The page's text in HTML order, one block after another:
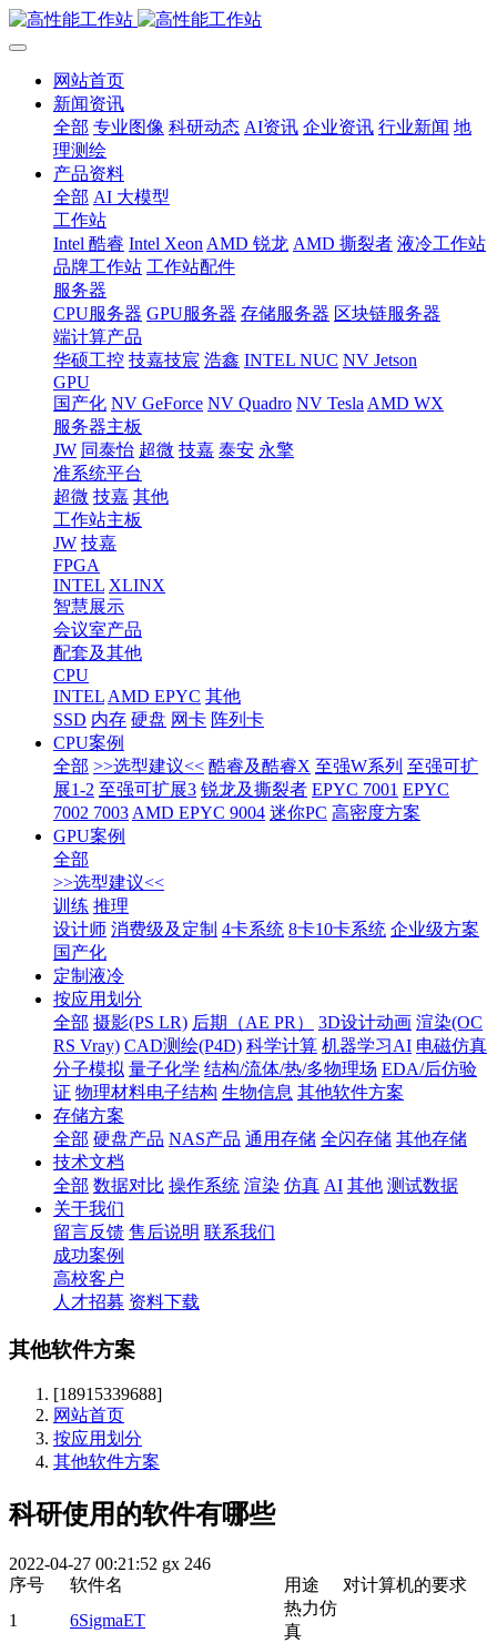
网站首页
新闻资讯
全部 专业图像 科研动态 AI资讯 企业资讯 行业新闻 地
理测绘
产品资料
全部 AI 大模型
工作站
Intel 酷睿 Intel Xeon AMD 锐龙 AMD 撕裂者 液冷工作站
品牌工作站 工作站配件
服务器
CPU服务器 GPU服务器 存储服务器 区块链服务器
端计算产品
华硕工控 技嘉技宸 浩鑫 INTEL NUC NV Jetson
GPU
国产化 NV GeForce NV Quadro NV Tesla AMD WX
服务器主板
JW 同泰怡 超微 技嘉 泰安 永擎
准系统平台
超微 技嘉 其他
工作站主板
JW 技嘉
FPGA
INTEL XLINX
智慧展示
会议室产品
配套及其他
CPU
INTEL AMD EPYC 其他
SSD 内存 硬盘 网卡 阵列卡
CPU案例
全部 >>选型建议<< 酷睿及酷睿X 至强W系列 至强可扩
展1-2 至强可扩展3 锐龙及撕裂者 EPYC 7001 EPYC
7002 7003 AMD EPYC 9004 迷你PC 高密度方案
GPU案例
全部
>>选型建议<<
训练 推理
设计师 消费级及定制 4卡系统 8卡10卡系统 企业级方案
国产化
定制液冷
按应用划分
全部 摄影(PS LR) 后期（AE PR） 3D设计动画 渲染(OC
RS Vray) CAD测绘(P4D) 科学计算 机器学习AI 电磁仿真
分子模拟 量子化学 结构/流体/热/多物理场 EDA/后仿验
证 物理材料电子结构 生物信息 其他软件方案
存储方案
全部 硬盘产品 NAS产品 通用存储 全闪存储 其他存储
技术文档
全部 数据对比 操作系统 渲染 仿真 AI 其他 测试数据
关于我们
留言反馈 售后说明 联系我们
成功案例
高校客户
人才招募 资料下载
其他软件方案
[18915339688]
网站首页
按应用划分
其他软件方案
科研使用的软件有哪些
2022-04-27 00:21:52 gx 246
序号
软件名 用途
对计算机的要求
1
6SigmaET
热力仿
真